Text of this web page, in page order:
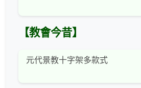
【教會今昔】
元代景教十字架多款式